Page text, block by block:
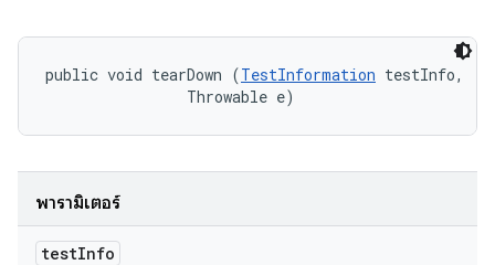
public void tearDown (TestInformation testInfo,
                Throwable e)
พารามิเตอร์
testInfo